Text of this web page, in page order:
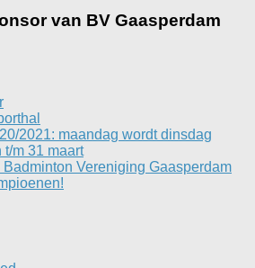
van BV Gaasperdam
2021: maandag wordt dinsdag
t/m 31 maart
Vereniging Gaasperdam